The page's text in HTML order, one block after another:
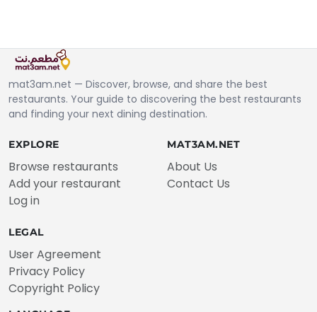
mat3am.net — Discover, browse, and share the best
restaurants. Your guide to discovering the best restaurants
and finding your next dining destination.
EXPLORE
Browse restaurants
Add your restaurant
Log in
MAT3AM.NET
About Us
Contact Us
LEGAL
User Agreement
Privacy Policy
Copyright Policy